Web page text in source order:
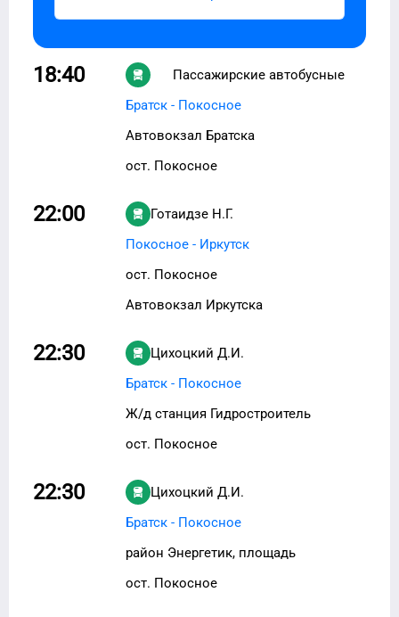
18:40
Пассажирские автобусные
перевозки
Братск - Покосное
Автовокзал Братска
ост. Покосное
22:00
Готаидзе Н.Г.
Покосное - Иркутск
ост. Покосное
Автовокзал Иркутска
22:30
Цихоцкий Д.И.
Братск - Покосное
Ж/д станция Гидростроитель
ост. Покосное
22:30
Цихоцкий Д.И.
Братск - Покосное
район Энергетик, площадь
ост. Покосное